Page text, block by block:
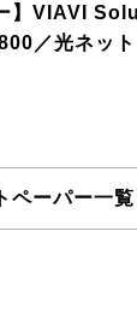
ー】VIAVI
／光ネッ
ペーパー一覧